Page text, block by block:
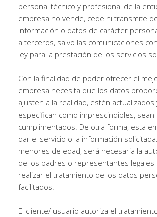
personal técnico y profesional de la
empresa no vende, cede ni transmite
información o datos de carácter
a terceros, salvo las comunicaciones
ley para la prestación de los servicios
Con la finalidad de poder ofrecer el
empresa necesita que los datos
ajusten a la realidad, estén actualizados
especifican como imprescindibles, sean
cumplimentados. De otra forma, esta
dar el servicio o la información
menores de edad, será necesaria la
de los padres o representantes
realizar el tratamiento de los datos
facilitados.
El cliente/ usuario autoriza el